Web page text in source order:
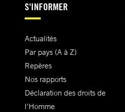
S'INFORMER
Actualités
Par pays (A à Z)
Repères
Nos rapports
Déclaration des droits de
l'Homme